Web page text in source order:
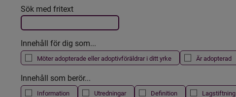
Filtrera resultatet
Det här formuläret postas automatiskt
Sök med fritext
Innehåll för dig som...
Möter adopterade eller adoptivföräldrar i ditt yrke Är adopterad
Innehåll som berör...
Information Utredningar Definition Lagstiftning